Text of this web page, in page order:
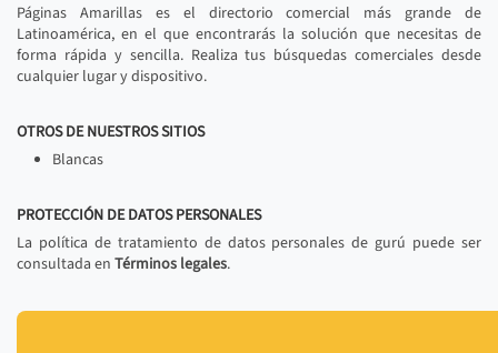
Páginas Amarillas es el directorio comercial más grande de
Latinoamérica, en el que encontrarás la solución que necesitas de
forma rápida y sencilla. Realiza tus búsquedas comerciales desde
cualquier lugar y dispositivo.
OTROS DE NUESTROS SITIOS
Blancas
PROTECCIÓN DE DATOS PERSONALES
La política de tratamiento de datos personales de gurú puede ser
consultada en Términos legales.